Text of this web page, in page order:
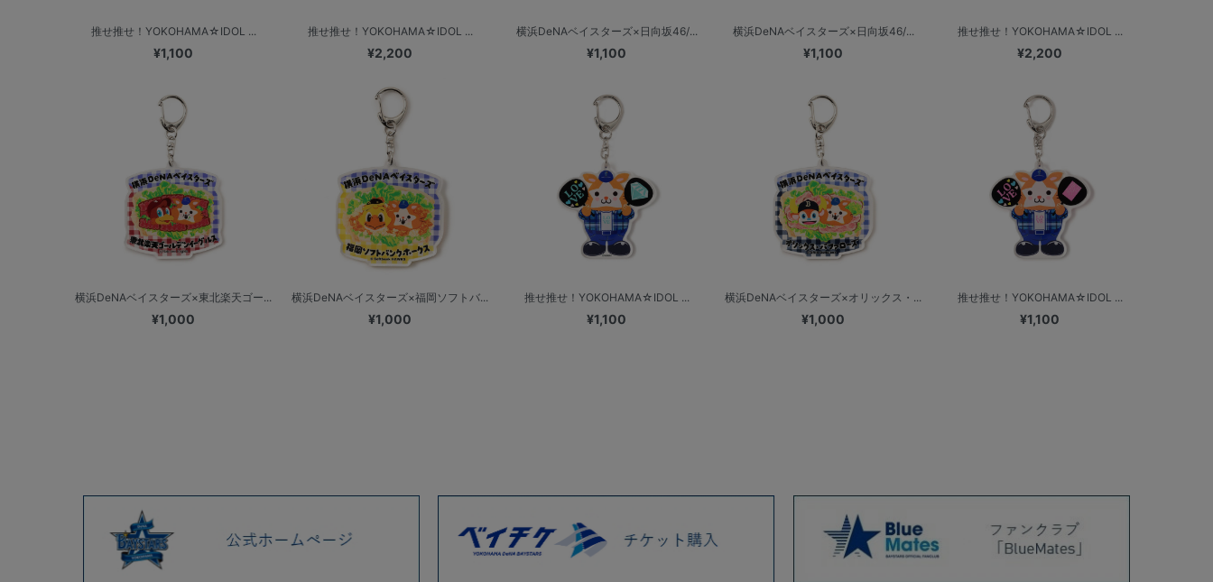
推せ推せ！YOKOHAMA☆IDOL ...
¥1,100
推せ推せ！YOKOHAMA☆IDOL ...
¥2,200
横浜DeNAベイスターズ×日向坂46/...
¥1,100
横浜DeNAベイスターズ×日向坂46/...
¥1,100
推せ推せ！YOKOHAMA☆IDOL ...
¥2,200
横浜DeNAベイスターズ×東北楽天ゴー...
¥1,000
横浜DeNAベイスターズ×福岡ソフトバ...
¥1,000
推せ推せ！YOKOHAMA☆IDOL ...
¥1,100
横浜DeNAベイスターズ×オリックス・...
¥1,000
推せ推せ！YOKOHAMA☆IDOL ...
¥1,100